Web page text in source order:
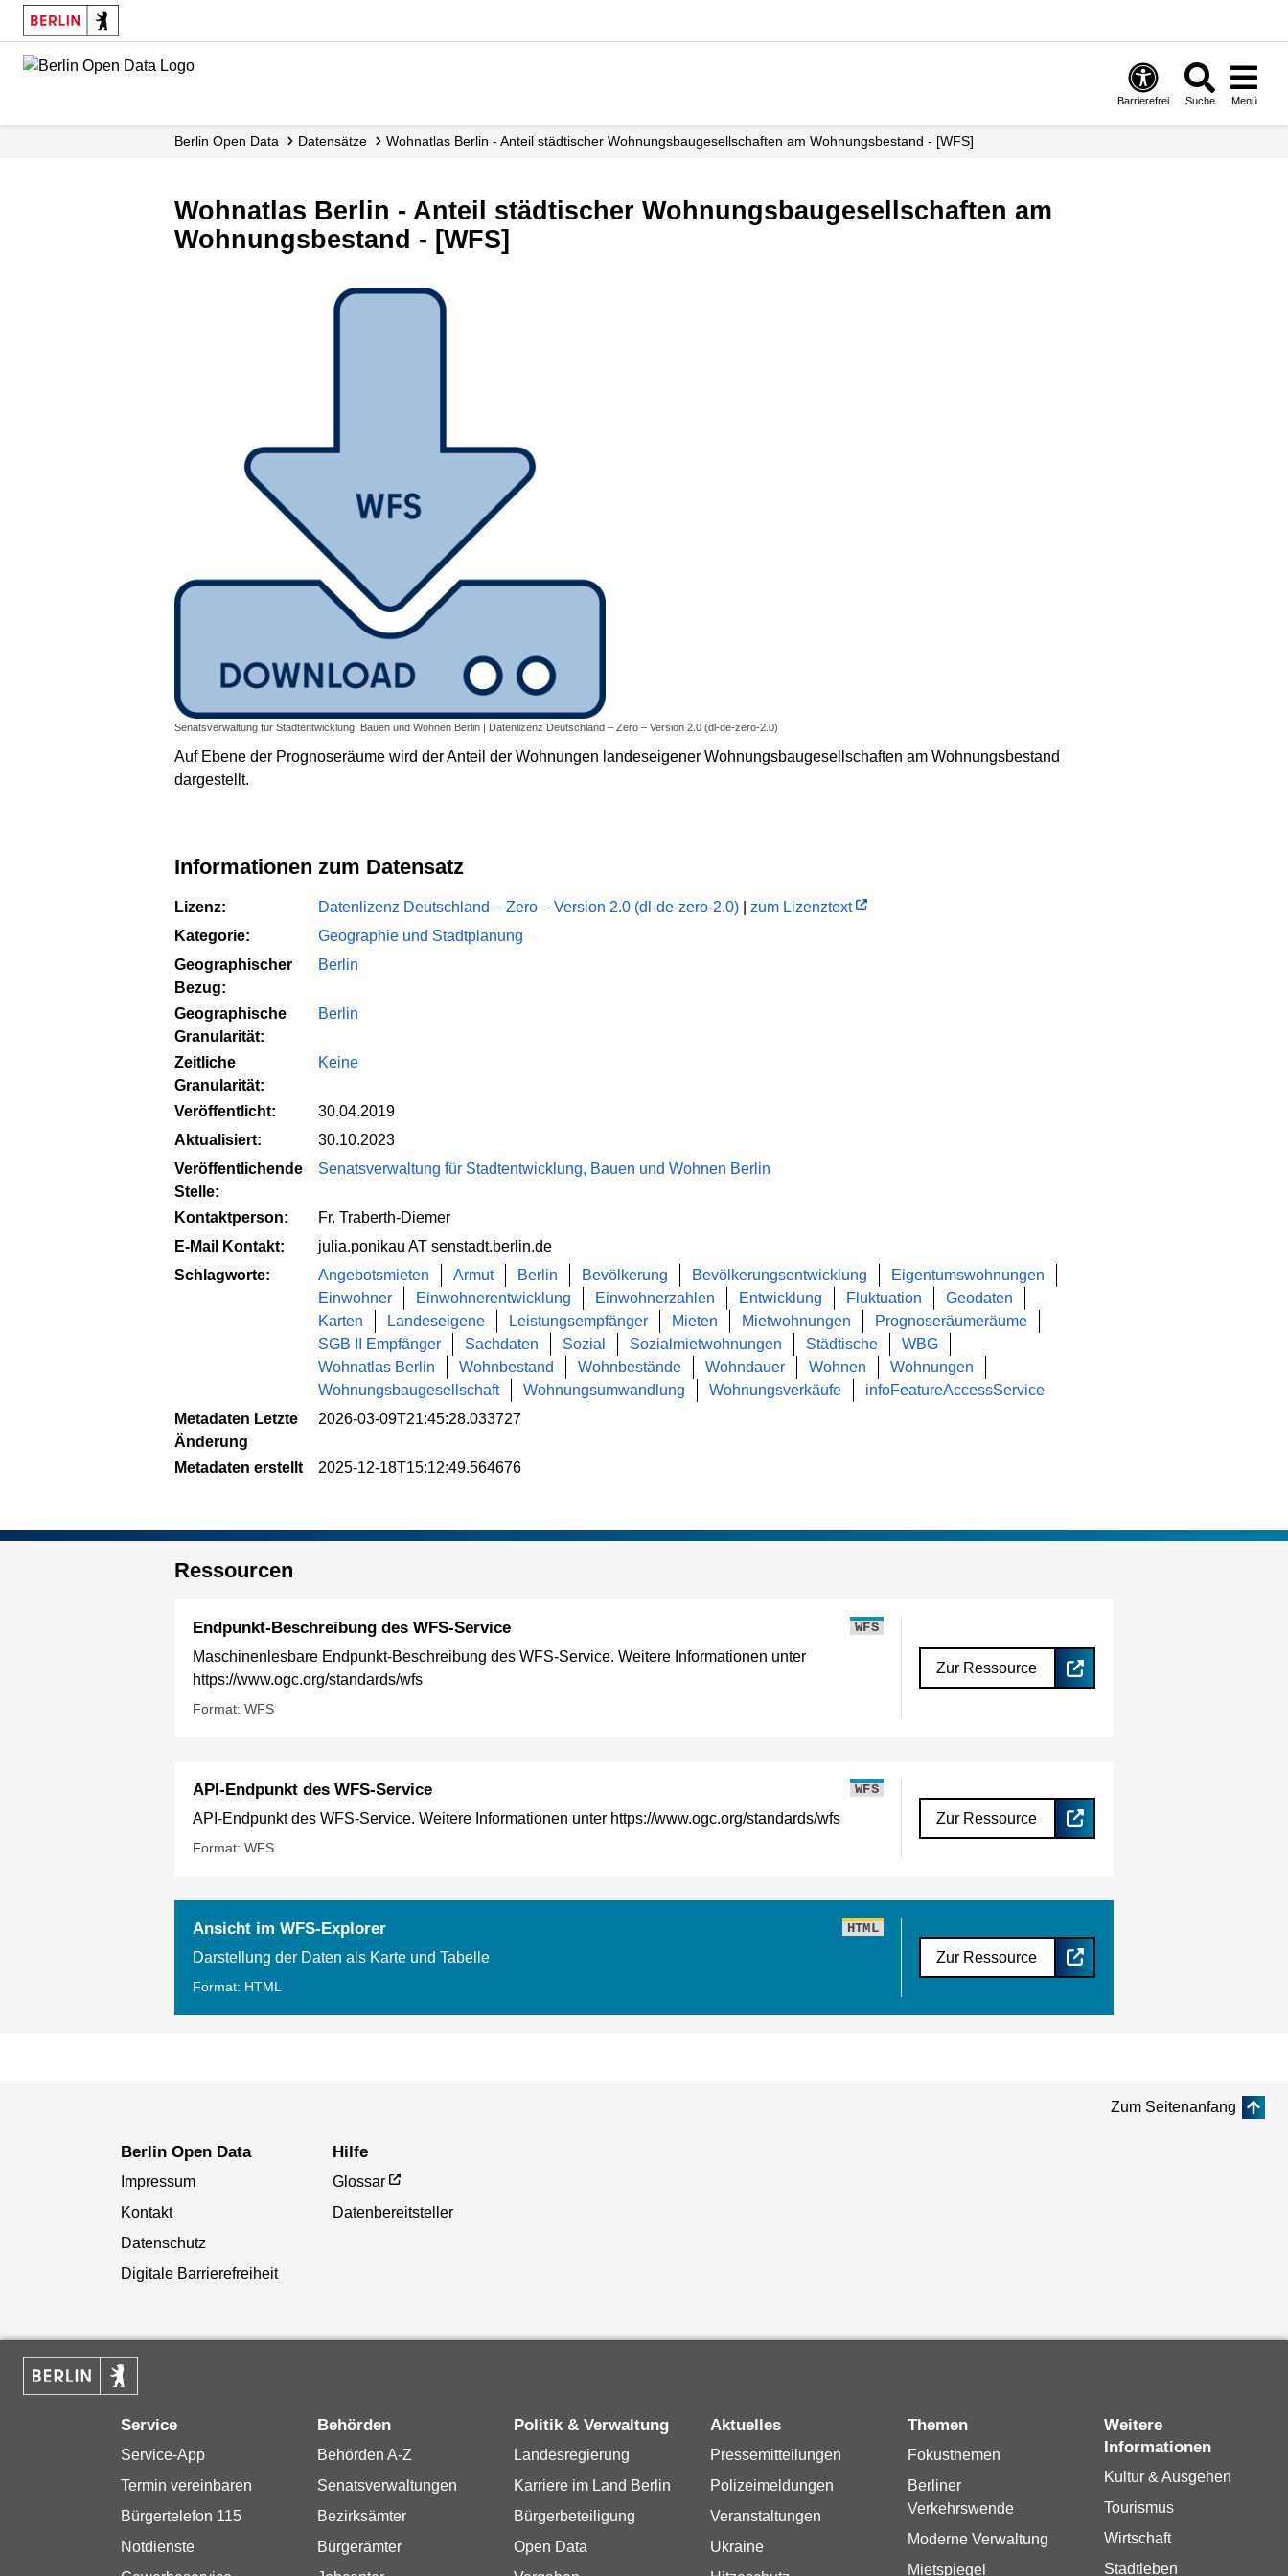
Skip
main
Barrierefrei Suche Menü
Berlin Open Data Datensätze Wohnatlas Berlin - Anteil städtischer Wohnungsbaugesellschaften am Wohnungsbestand - [WFS]
Wohnatlas Berlin - Anteil städtischer Wohnungsbaugesellschaften am
Wohnungsbestand - [WFS]
Senatsverwaltung für Stadtentwicklung, Bauen und Wohnen Berlin | Datenlizenz Deutschland – Zero – Version 2.0 (dl-de-zero-2.0)
Auf Ebene der Prognoseräume wird der Anteil der Wohnungen landeseigener Wohnungsbaugesellschaften am Wohnungsbestand
dargestellt.
Informationen zum Datensatz
Lizenz: Datenlizenz Deutschland – Zero – Version 2.0 (dl-de-zero-2.0)
zum Lizenztext
Kategorie:
Geographie und Stadtplanung
Geographischer
Bezug:
Berlin
Geographische
Granularität:
Berlin
Zeitliche
Granularität:
Keine
Veröffentlicht:
30.04.2019
Aktualisiert:
30.10.2023
Veröffentlichende
Stelle:
Senatsverwaltung für Stadtentwicklung, Bauen und Wohnen Berlin
Kontaktperson:
Fr. Traberth-Diemer
E-Mail Kontakt:
julia.ponikau AT senstadt.berlin.de
Schlagworte:
Angebotsmieten Armut Berlin Bevölkerung Bevölkerungsentwicklung
Eigentumswohnungen
Einwohner
Einwohnerentwicklung Einwohnerzahlen Entwicklung Fluktuation
Geodaten
Karten
Landeseigene Leistungsempfänger Mieten Mietwohnungen
Prognoseräumeräume
SGB II Empfänger
Sachdaten Sozial Sozialmietwohnungen Städtische
WBG
Wohnatlas Berlin
Wohnbestand Wohnbestände Wohndauer Wohnen
Wohnungen
Wohnungsbaugesellschaft
Wohnungsumwandlung Wohnungsverkäufe
infoFeatureAccessService
Metadaten Letzte
Änderung
2026-03-09T21:45:28.033727
Metadaten erstellt 2025-12-18T15:12:49.564676
Ressourcen
Endpunkt-Beschreibung des WFS-Service WFS
Maschinenlesbare Endpunkt-Beschreibung des WFS-Service. Weitere Informationen unter
https://www.ogc.org/standards/wfs
Format: WFS
Zur Ressource
API-Endpunkt des WFS-Service WFS
API-Endpunkt des WFS-Service. Weitere Informationen unter https://www.ogc.org/standards/wfs
Format: WFS
Zur Ressource
Ansicht im WFS-Explorer HTML
Darstellung der Daten als Karte und Tabelle
Format: HTML
Zur Ressource
Zum Seitenanfang
Berlin Open Data
Impressum
Kontakt
Datenschutz
Digitale Barrierefreiheit
Hilfe
Glossar
Datenbereitsteller
Service
Service-App
Termin vereinbaren
Bürgertelefon 115
Notdienste
Behörden
Behörden A-Z
Senatsverwaltungen
Bezirksämter
Bürgerämter
Politik & Verwaltung
Landesregierung
Karriere im Land Berlin
Bürgerbeteiligung
Open Data
Aktuelles
Pressemitteilungen
Polizeimeldungen
Veranstaltungen
Ukraine
Themen
Fokusthemen
Berliner
Verkehrswende
Moderne Verwaltung
Mietspiegel
Weitere
Informationen
Kultur & Ausgehen
Tourismus
Wirtschaft
Stadtleben